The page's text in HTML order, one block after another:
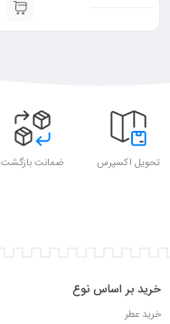
تحویل اکسپرس ضمانت بازگشت
خرید بر اساس نوع
خرید عطر